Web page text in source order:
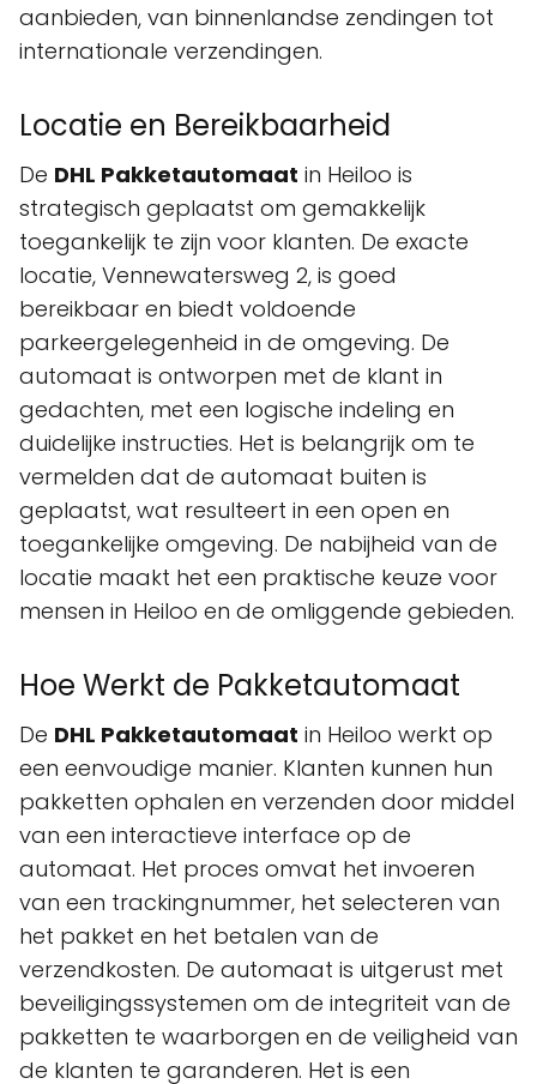
aanbieden, van binnenlandse zendingen tot
internationale verzendingen.
Locatie en Bereikbaarheid
De DHL Pakketautomaat in Heiloo is
strategisch geplaatst om gemakkelijk
toegankelijk te zijn voor klanten. De exacte
locatie, Vennewatersweg 2, is goed
bereikbaar en biedt voldoende
parkeergelegenheid in de omgeving. De
automaat is ontworpen met de klant in
gedachten, met een logische indeling en
duidelijke instructies. Het is belangrijk om te
vermelden dat de automaat buiten is
geplaatst, wat resulteert in een open en
toegankelijke omgeving. De nabijheid van de
locatie maakt het een praktische keuze voor
mensen in Heiloo en de omliggende gebieden.
Hoe Werkt de Pakketautomaat
De DHL Pakketautomaat in Heiloo werkt op
een eenvoudige manier. Klanten kunnen hun
pakketten ophalen en verzenden door middel
van een interactieve interface op de
automaat. Het proces omvat het invoeren
van een trackingnummer, het selecteren van
het pakket en het betalen van de
verzendkosten. De automaat is uitgerust met
beveiligingssystemen om de integriteit van de
pakketten te waarborgen en de veiligheid van
de klanten te garanderen. Het is een